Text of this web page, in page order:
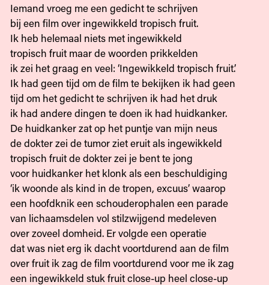
Iemand vroeg me een gedicht te schrijven
bij een film over ingewikkeld tropisch fruit.
Ik heb helemaal niets met ingewikkeld
tropisch fruit maar de woorden prikkelden
ik zei het graag en veel: ‘Ingewikkeld tropisch fruit.’
Ik had geen tijd om de film te bekijken ik had geen
tijd om het gedicht te schrijven ik had het druk
ik had andere dingen te doen ik had huidkanker.
De huidkanker zat op het puntje van mijn neus
de dokter zei de tumor ziet eruit als ingewikkeld
tropisch fruit de dokter zei je bent te jong
voor huidkanker het klonk als een beschuldiging
‘ik woonde als kind in de tropen, excuus’ waarop
een hoofdknik een schouderophalen een parade
van lichaamsdelen vol stilzwijgend medeleven
over zoveel domheid. Er volgde een operatie
dat was niet erg ik dacht voortdurend aan de film
over fruit ik zag de film voortdurend voor me ik zag
een ingewikkeld stuk fruit close-up heel close-up